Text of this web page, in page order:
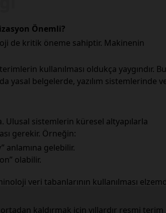
Önemli?
de kritik öneme sahiptir. Makinenin
kullanılması oldukça yaygındır. Bu
yasal belgelerde, yazılım sistemlerinde
Ulusal sistemlerin küresel altyapılarla
gerekir. Örneğin:
anlamına gelebilir.
olabilir.
veri tabanlarının kullanılması
kaldırmak için yıllardır resmi terim